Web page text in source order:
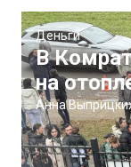
Деньги
В
на
Анна